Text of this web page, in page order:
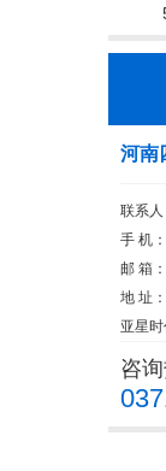
河南
联系
手 机
邮 箱：
地 址
亚星
咨